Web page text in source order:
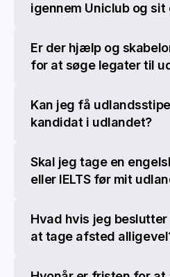
igennem Uniclub og
Er der hjælp og
for at søge legater til
Kan jeg få
kandidat i udlandet?
Skal jeg tage en
eller IELTS før mit
Hvad hvis jeg
at tage afsted